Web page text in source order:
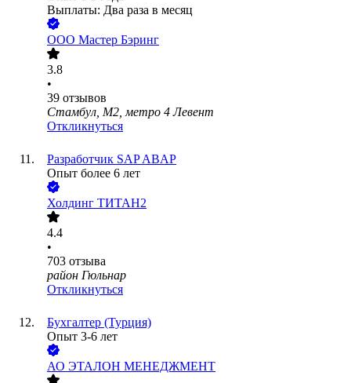
Выплаты: Два раза в месяц
ООО Мастер Бэринг
3.8
•
39 отзывов
Стамбул, М2, метро 4 Левент
Откликнуться
Разработчик SAP ABAP
Опыт более 6 лет
Холдинг ТИТАН2
4.4
•
703 отзыва
район Гюльнар
Откликнуться
Бухгалтер (Турция)
Опыт 3-6 лет
АО ЭТАЛОН МЕНЕДЖМЕНТ